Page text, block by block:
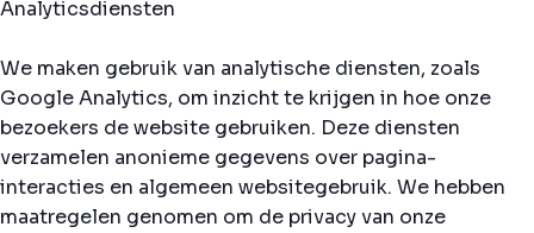
Analyticsdiensten
We maken gebruik van analytische diensten, zoals
Google Analytics, om inzicht te krijgen in hoe onze
bezoekers de website gebruiken. Deze diensten
verzamelen anonieme gegevens over pagina-
interacties en algemeen websitegebruik. We hebben
maatregelen genomen om de privacy van onze